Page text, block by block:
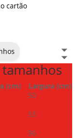
cartão
(cm)
Largura (cm)
50
53
56